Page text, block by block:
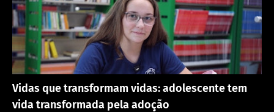
Vidas que transformam vidas: adolescente tem
vida transformada pela adoção